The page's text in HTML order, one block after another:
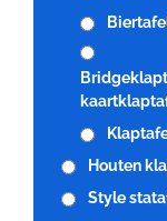
Houten
Style